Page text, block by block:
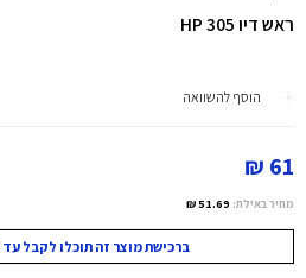
ראש דיו HP 305
הוסף להשוואה
61 ₪
מחיר באילת: 51.69 ₪
ברכישת מוצר זה תוכלו לקבל עד 61 נקודות מועדון!